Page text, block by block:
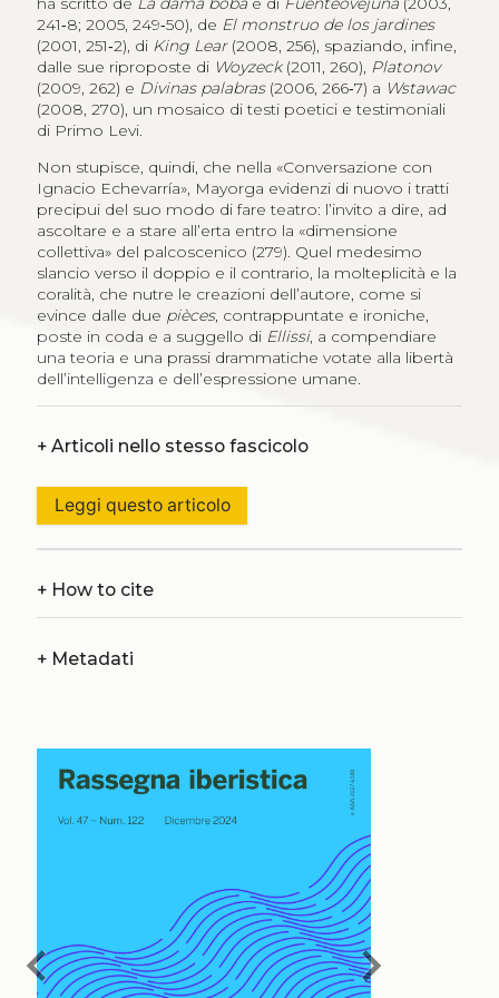
241‑8; 2005, 249‑50), de El monstruo de los jardines
(2001, 251‑2), di King Lear(2008, 256), spaziando, infine,
dalle sue riproposte di Woyzeck(2011, 260), Platonov
(2009, 262) e Divinas palabras(2006, 266‑7) a Wstawac
(2008, 270), un mosaico di testi poetici e testimoniali
di Primo Levi.
Non stupisce, quindi, che nella «Conversazione con
Ignacio Echevarría», Mayorga evidenzi di nuovo i tratti
precipui del suo modo di fare teatro: l’invito a dire, ad
ascoltare e a stare all’erta entro la «dimensione
collettiva» del palcoscenico (279). Quel medesimo
slancio verso il doppio e il contrario, la molteplicità e la
coralità, che nutre le creazioni dell’autore, come si
evince dalle due pièces, contrappuntate e ironiche,
poste in coda e a suggello di Ellissi, a compendiare
una teoria e una prassi drammatiche votate alla libertà
dell’intelligenza e dell’espressione umane.
+Articoli nello stesso fascicolo
Leggi questo articolo
+How to cite
+Metadati
chevron_left chevron_right